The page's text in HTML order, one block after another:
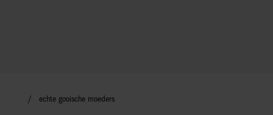
echte gooische moeders